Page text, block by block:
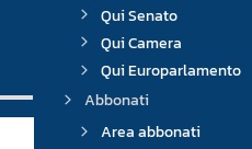
Qui Senato
Qui Camera
Qui Europarlamento
Abbonati
Area abbonati